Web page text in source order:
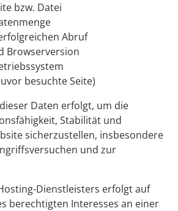
bzw. Datei
Abruf
Browserversion
besuchte Seite)
Daten erfolgt, um die
Stabilität und
sicherzustellen, insbesondere
und zur
Dienstleisters erfolgt auf
berechtigten Interesses an einer